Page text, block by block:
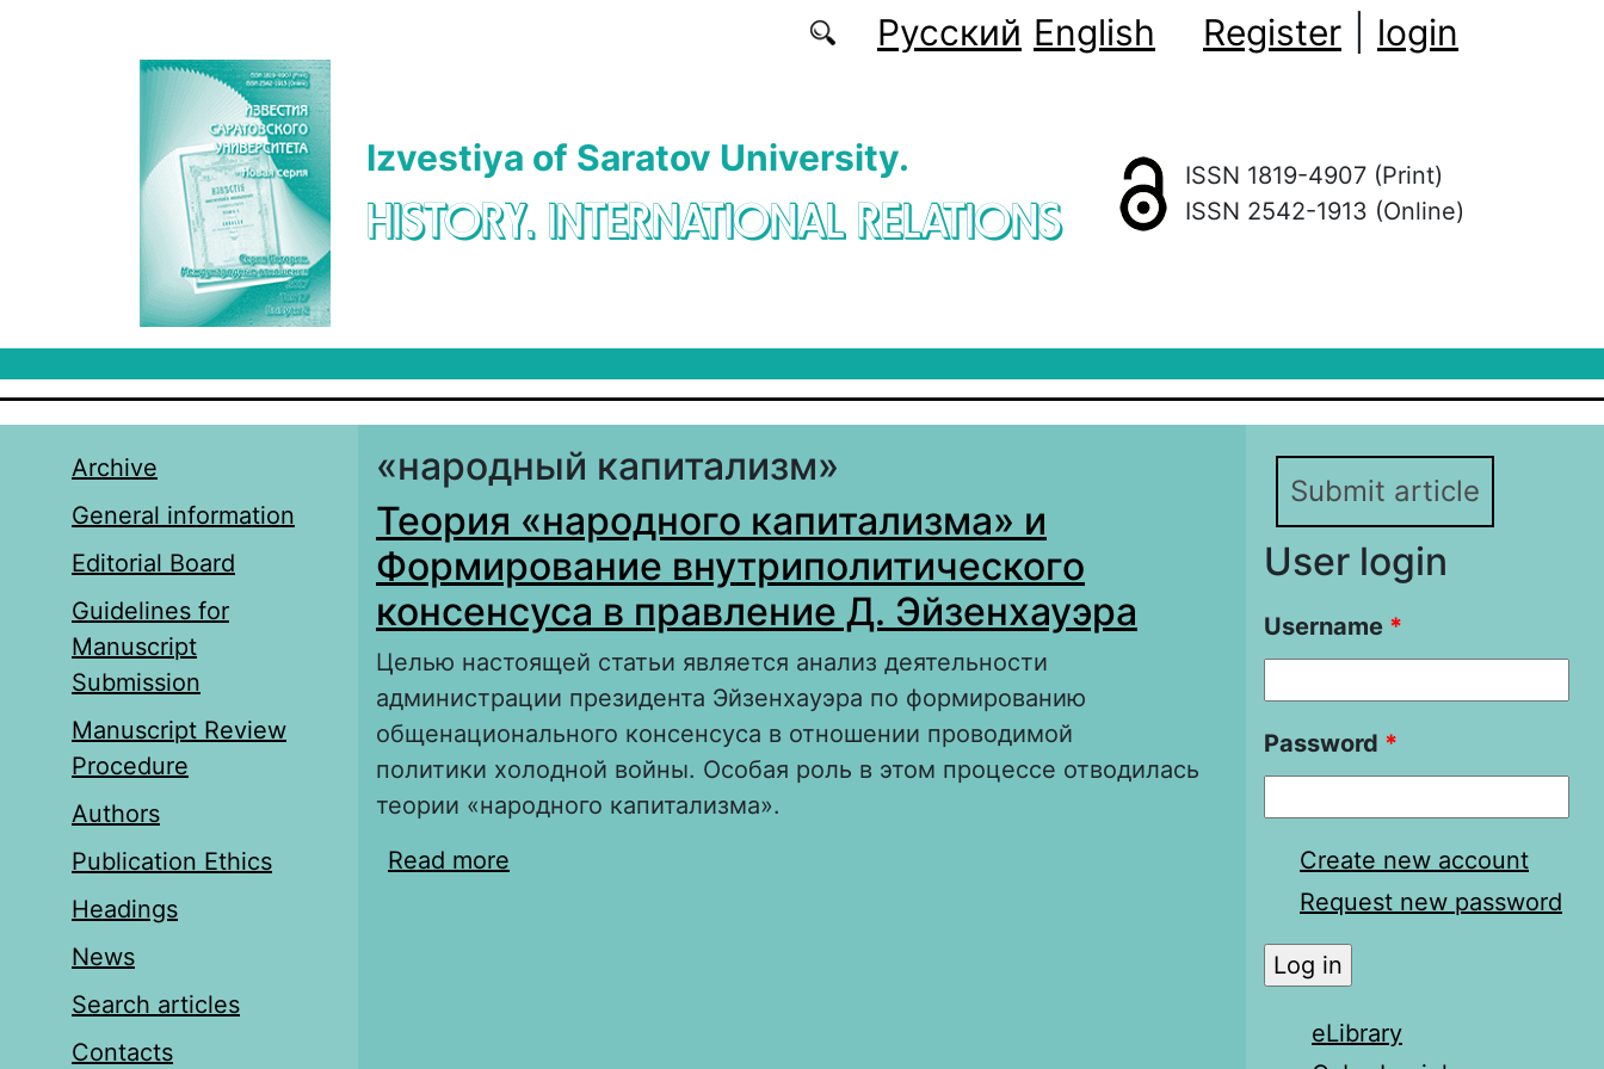
Русский English Register login
Izvestiya of Saratov University.
HISTORY. INTERNATIONAL RELATIONS
ISSN 1819-4907 (Print)
ISSN 2542-1913 (Online)
Archive
General information
Editorial Board
Guidelines for
Manuscript
Submission
Manuscript Review
Procedure
Authors
Publication Ethics
Headings
News
Search articles
Contacts
«народный капитализм»
Теория «народного капитализма» и
Формирование внутриполитического
консенсуса в правление Д. Эйзенхауэра
Целью настоящей статьи является анализ деятельности
администрации президента Эйзенхауэра по формированию
общенационального консенсуса в отношении проводимой
политики холодной войны. Особая роль в этом процессе отводилась
теории «народного капитализма».
Read more
Submit article
User login
Username *
Password *
Create new account
Request new password
eLibrary